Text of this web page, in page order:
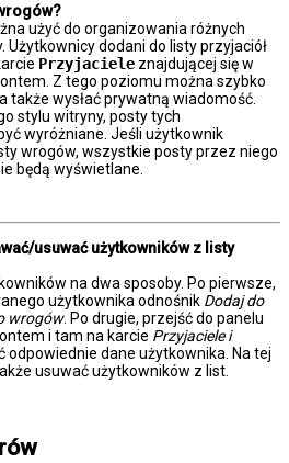
użyć do organizowania różnych
dodani do listy przyjaciół
Przyjaciele znajdującej się w
Z tego poziomu można szybko
także wysłać prywatną wiadomość.
stylu witryny, posty tych
wyróżniane. Jeśli użytkownik
wrogów, wszystkie posty przez niego
będą wyświetlane.
usuwać użytkowników z listy
na dwa sposoby. Po pierwsze,
użytkownika odnośnik Dodaj do
wrogów. Po drugie, przejść do panelu
i tam na karcie Przyjaciele i
dane użytkownika. Na tej
usuwać użytkowników z list.